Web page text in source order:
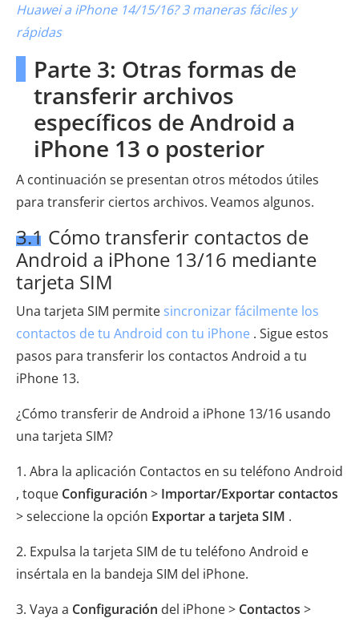
Huawei a iPhone 14/15/16? 3 maneras fáciles y
rápidas
Parte 3: Otras formas de
transferir archivos
específicos de Android a
iPhone 13 o posterior
A continuación se presentan otros métodos útiles
para transferir ciertos archivos. Veamos algunos.
3.1 Cómo transferir contactos de
Android a iPhone 13/16 mediante
tarjeta SIM
Una tarjeta SIM permite sincronizar fácilmente los
contactos de tu Android con tu iPhone . Sigue estos
pasos para transferir los contactos Android a tu
iPhone 13.
¿Cómo transferir de Android a iPhone 13/16 usando
una tarjeta SIM?
1. Abra la aplicación Contactos en su teléfono Android
, toque Configuración > Importar/Exportar contactos
> seleccione la opción Exportar a tarjeta SIM .
2. Expulsa la tarjeta SIM de tu teléfono Android e
insértala en la bandeja SIM del iPhone.
3. Vaya a Configuración del iPhone > Contactos >